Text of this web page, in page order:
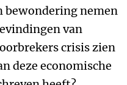
bewondering nemen
van
crisis zien
deze economische